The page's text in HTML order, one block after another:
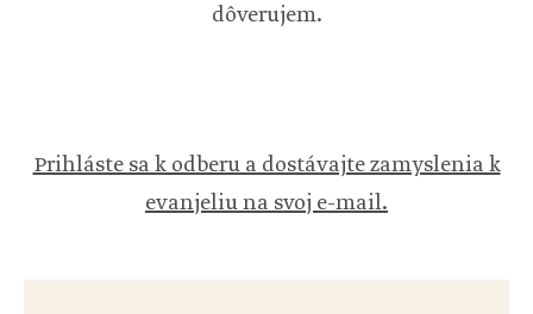
dôverujem.
Prihláste sa k odberu a dostávajte zamyslenia k
evanjeliu na svoj e-mail.